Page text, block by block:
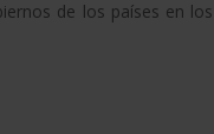
de los países en los